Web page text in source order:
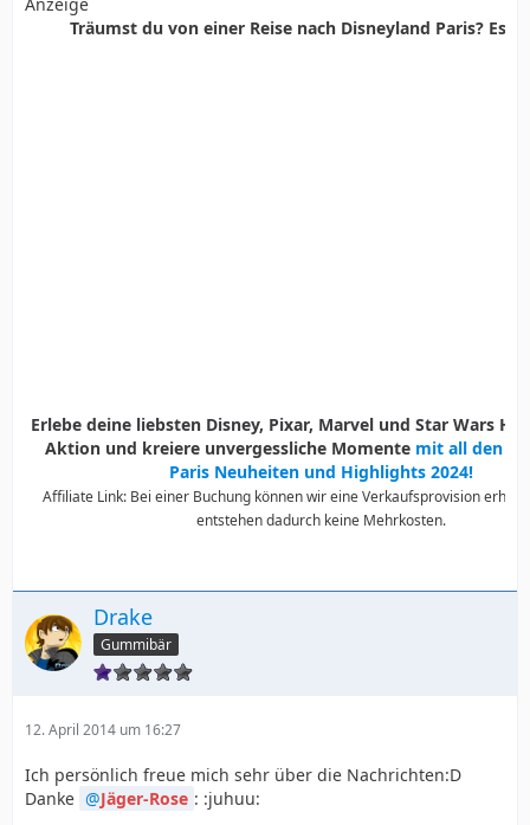
Träumst du von einer Reise nach Disneyland Paris? Es
Erlebe deine liebsten Disney, Pixar, Marvel und Star Wars
Aktion und kreiere unvergessliche Momente mit all den
Paris Neuheiten und Highlights 2024!
Affiliate Link: Bei einer Buchung können wir eine Verkaufsprovision
entstehen dadurch keine Mehrkosten.
Drake
Gummibär
12. April 2014 um 16:27
Ich persönlich freue mich sehr über die Nachrichten:D
Danke
Jäger-Rose : :juhuu: